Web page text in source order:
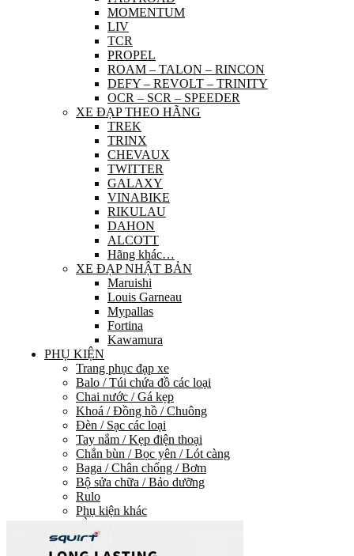
MOMENTUM
LIV
TCR
PROPEL
ROAM – TALON – RINCON
DEFY – REVOLT – TRINITY
OCR – SCR – SPEEDER
XE ĐẠP THEO HÃNG
TREK
TRINX
CHEVAUX
TWITTER
GALAXY
VINABIKE
RIKULAU
DAHON
ALCOTT
Hãng khác…
XE ĐẠP NHẬT BẢN
Maruishi
Louis Garneau
Mypallas
Fortina
Kawamura
PHỤ KIỆN
Trang phục đạp xe
Balo / Túi chứa đồ các loại
Chai nước / Gá kẹp
Khoá / Đồng hồ / Chuông
Đèn / Sạc các loại
Tay nắm / Kẹp điện thoại
Chắn bùn / Bọc yên / Lót càng
Baga / Chân chống / Bơm
Bộ sửa chữa / Bảo dưỡng
Rulo
Phụ kiện khác
PHỤ TÙNG
HỆ THỐNG TRUYỀN LỰC
Group